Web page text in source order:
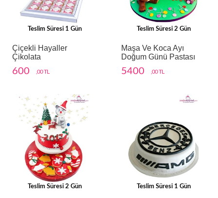
Teslim Süresi 1 Gün
Çiçekli Hayaller
Çikolata
600 ,00 TL
Teslim Süresi 2 Gün
Maşa Ve Koca Ayı
Doğum Günü Pastası
5400 ,00 TL
Teslim Süresi 2 Gün Teslim Süresi 1 Gün